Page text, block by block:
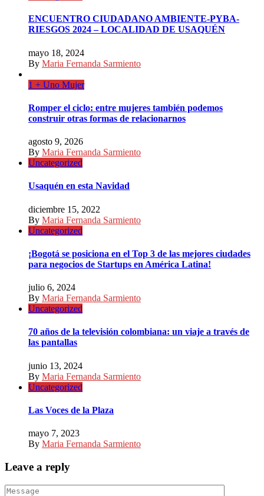
ENCUENTRO CIUDADANO AMBIENTE-PYBA-
RIESGOS 2024 – LOCALIDAD DE USAQUÉN
mayo 18, 2024
By Maria Fernanda Sarmiento
1 + Uno Mujer
Romper el ciclo: entre mujeres también podemos
construir otras formas de relacionarnos
agosto 9, 2026
By Maria Fernanda Sarmiento
Uncategorized
Usaquén en esta Navidad
diciembre 15, 2022
By Maria Fernanda Sarmiento
Uncategorized
¡Bogotá se posiciona en el Top 3 de las mejores ciudades
para negocios de Startups en América Latina!
julio 6, 2024
By Maria Fernanda Sarmiento
Uncategorized
70 años de la televisión colombiana: un viaje a través de
las pantallas
junio 13, 2024
By Maria Fernanda Sarmiento
Uncategorized
Las Voces de la Plaza
mayo 7, 2023
By Maria Fernanda Sarmiento
Leave a reply